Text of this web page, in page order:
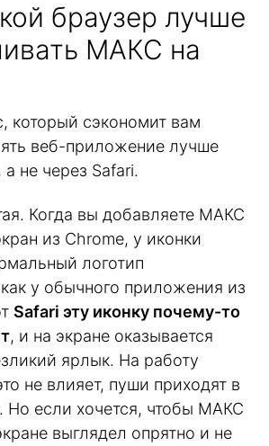
браузер лучше
МАКС на
который сэкономит вам
веб-приложение лучше
, а не через Safari.
Когда вы добавляете МАКС
из Chrome, у иконки
логотип
у обычного приложения из
Safari эту иконку почему-то
, и на экране оказывается
ярлык. На работу
не влияет, пуши приходят в
Но если хочется, чтобы МАКС
выглядел опрятно и не